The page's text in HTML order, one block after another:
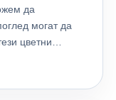
да
могат да
цветни
внимание.
на гуми